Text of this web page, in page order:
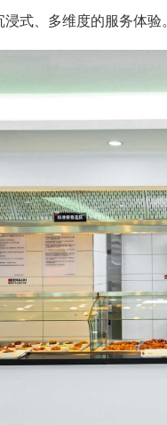
浸式、多维度的服务体验